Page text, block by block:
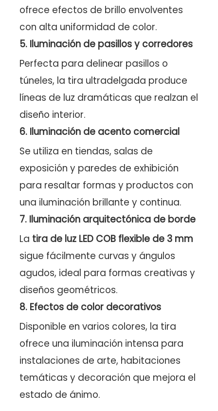
ofrece efectos de brillo envolventes
con alta uniformidad de color.
5. Iluminación de pasillos y corredores
Perfecta para delinear pasillos o
túneles, la tira ultradelgada produce
líneas de luz dramáticas que realzan el
diseño interior.
6. Iluminación de acento comercial
Se utiliza en tiendas, salas de
exposición y paredes de exhibición
para resaltar formas y productos con
una iluminación brillante y continua.
7. Iluminación arquitectónica de borde
La tira de luz LED COB flexible de 3 mm
sigue fácilmente curvas y ángulos
agudos, ideal para formas creativas y
diseños geométricos.
8. Efectos de color decorativos
Disponible en varios colores, la tira
ofrece una iluminación intensa para
instalaciones de arte, habitaciones
temáticas y decoración que mejora el
estado de ánimo.